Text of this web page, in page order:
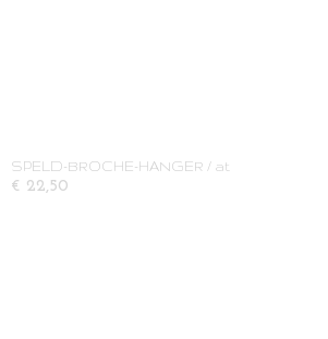
SPELD-BROCHE-HANGER / at
€ 22,50